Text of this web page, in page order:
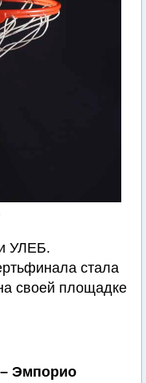
УЛЕБ.
стала
своей площадке
Эмпорио